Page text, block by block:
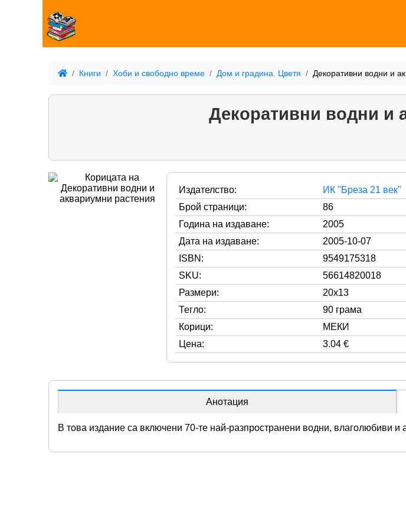
Книги Хоби и свободно време Дом и градина. Цветя Декоративни водни и
Декоративни водни и
Издателство:
ИК "Бреза 21 век"
Брой страници:
86
Година на издаване:
2005
Дата на издаване:
2005-10-07
ISBN:
9549175318
SKU:
56614820018
Размери:
20x13
Тегло:
90 грама
Корици:
МЕКИ
Цена:
3.04 €
Анотация
В това издание са включени 70-те най-разпространени водни, влаголюбиви и